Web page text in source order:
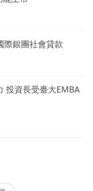
際銀團社會貸款
投資長受臺大EMBA